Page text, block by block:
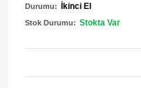
Durumu: İkinci El
Stok Durumu: Stokta Var